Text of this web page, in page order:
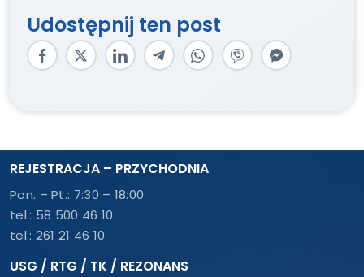
Udostępnij ten post
REJESTRACJA – PRZYCHODNIA
Pon. – Pt.: 7:30 – 18:00
tel.: 58 500 46 10
tel.: 261 21 46 10
USG / RTG / TK / REZONANS